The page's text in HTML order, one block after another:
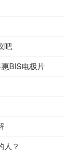
吧
BIS电极片
人？